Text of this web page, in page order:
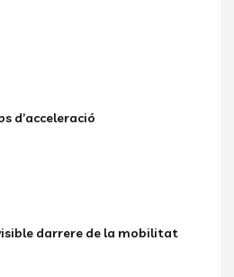
d’acceleració
darrere de la mobilitat